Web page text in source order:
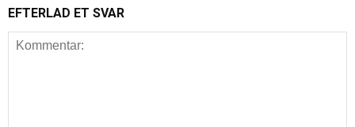
EFTERLAD ET SVAR